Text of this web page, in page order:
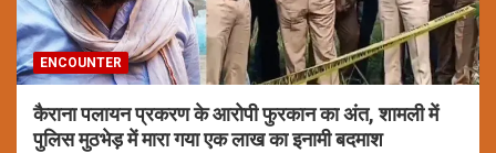
ENCOUNTER
कैराना पलायन प्रकरण के आरोपी फुरकान का अंत, शामली में
पुलिस मुठभेड़ में मारा गया एक लाख का इनामी बदमाश